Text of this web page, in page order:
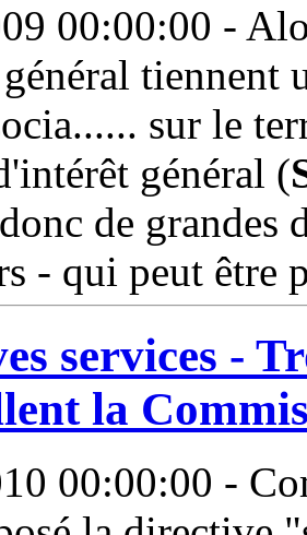
00:00:00 -
tiennent
sur le
général (
de grandes
- qui peut
services -
la
00:00:00 -